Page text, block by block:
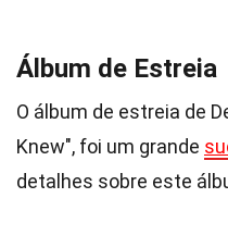
Álbum de Estreia
O álbum de estreia de
Knew", foi um grande
detalhes sobre este